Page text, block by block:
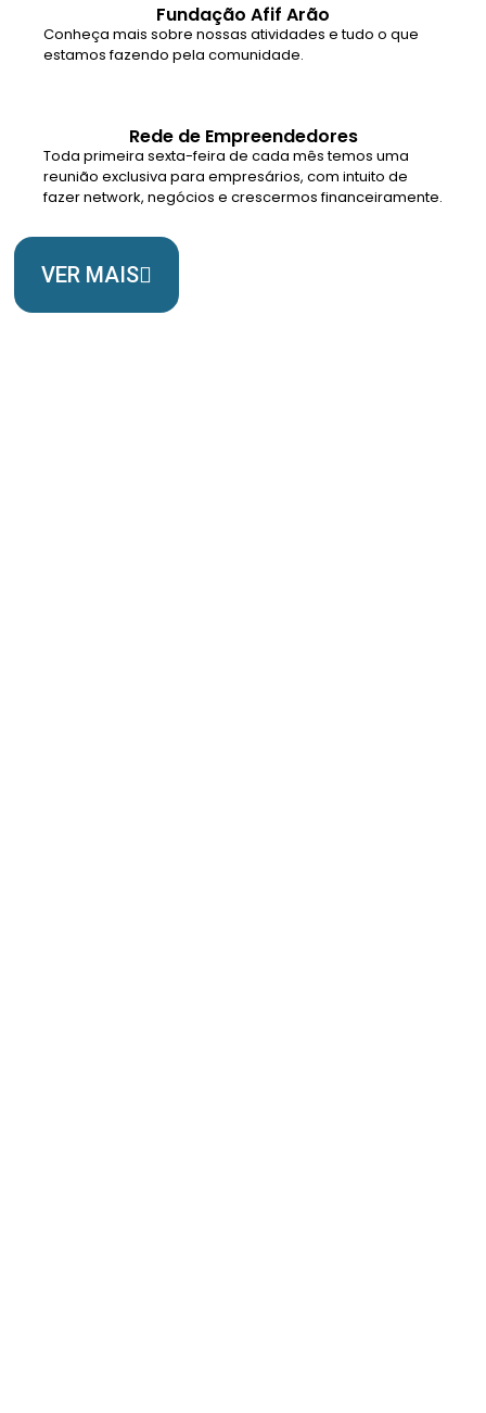
Fundação Afif Arão
Conheça mais sobre nossas atividades e tudo o que
estamos fazendo pela comunidade.
Rede de Empreendedores
Toda primeira sexta-feira de cada mês temos uma
reunião exclusiva para empresários, com intuito de
fazer network, negócios e crescermos financeiramente.
VER MAIS